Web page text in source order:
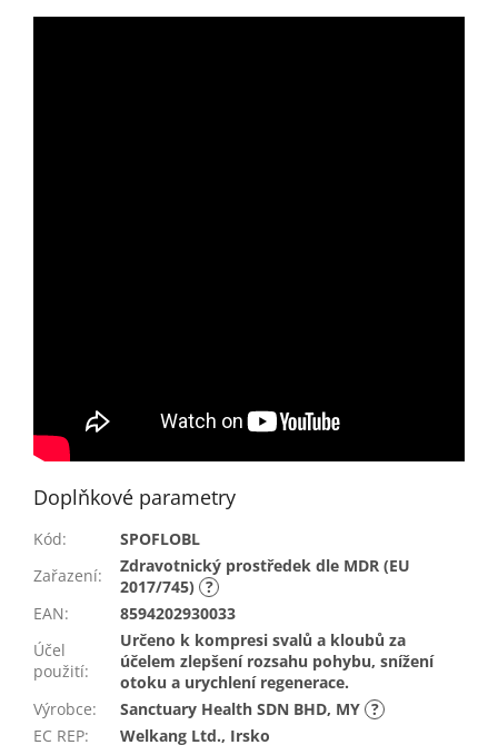
Doplňkové parametry
Kód:
SPOFLOBL
Zařazení:
Zdravotnický prostředek dle MDR (EU
2017/745) ?
EAN:
8594202930033
Účel
použití:
Určeno k kompresi svalů a kloubů za
účelem zlepšení rozsahu pohybu, snížení
otoku a urychlení regenerace.
Výrobce: Sanctuary Health SDN BHD, MY ?
EC REP:
Welkang Ltd., Irsko